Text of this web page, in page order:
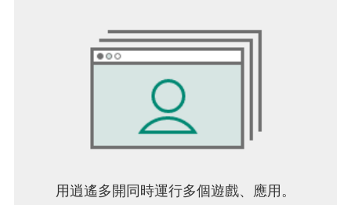
用逍遙多開同時運行多個遊戲、應用。